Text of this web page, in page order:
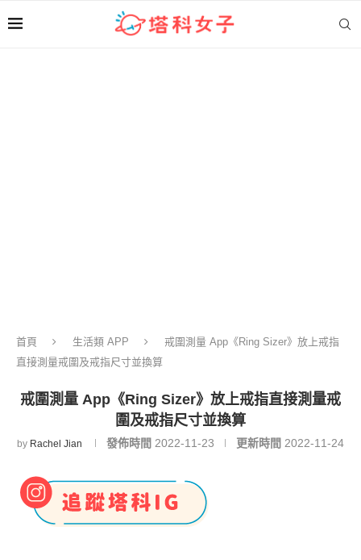
首頁 生活類 APP
戒圍測量 App《Ring Sizer》放上戒指
直接測量戒圍及戒指尺寸並換算
戒圍測量 App《Ring Sizer》放上戒指直接測量戒
圍及戒指尺寸並換算
by Rachel Jian 發佈時間 2022-11-23 更新時間 2022-11-24